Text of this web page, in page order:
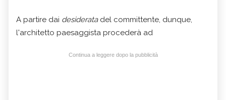
A partire dai desideratadel committente, dunque,
l'architetto paesaggista procederà ad
Continua a leggere dopo la pubblicità